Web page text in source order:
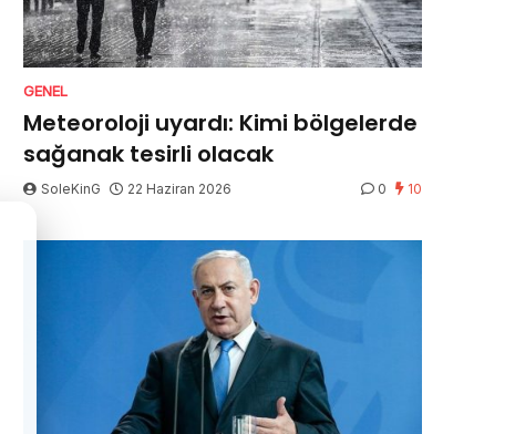
GENEL
Meteoroloji uyardı: Kimi bölgelerde
sağanak tesirli olacak
SoleKinG 22 Haziran 2026 0 10